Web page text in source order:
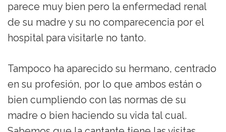
parece muy bien pero la enfermedad renal
de su madre y su no comparecencia por el
hospital para visitarle no tanto.
Tampoco ha aparecido su hermano, centrado
en su profesión, por lo que ambos están o
bien cumpliendo con las normas de su
madre o bien haciendo su vida tal cual.